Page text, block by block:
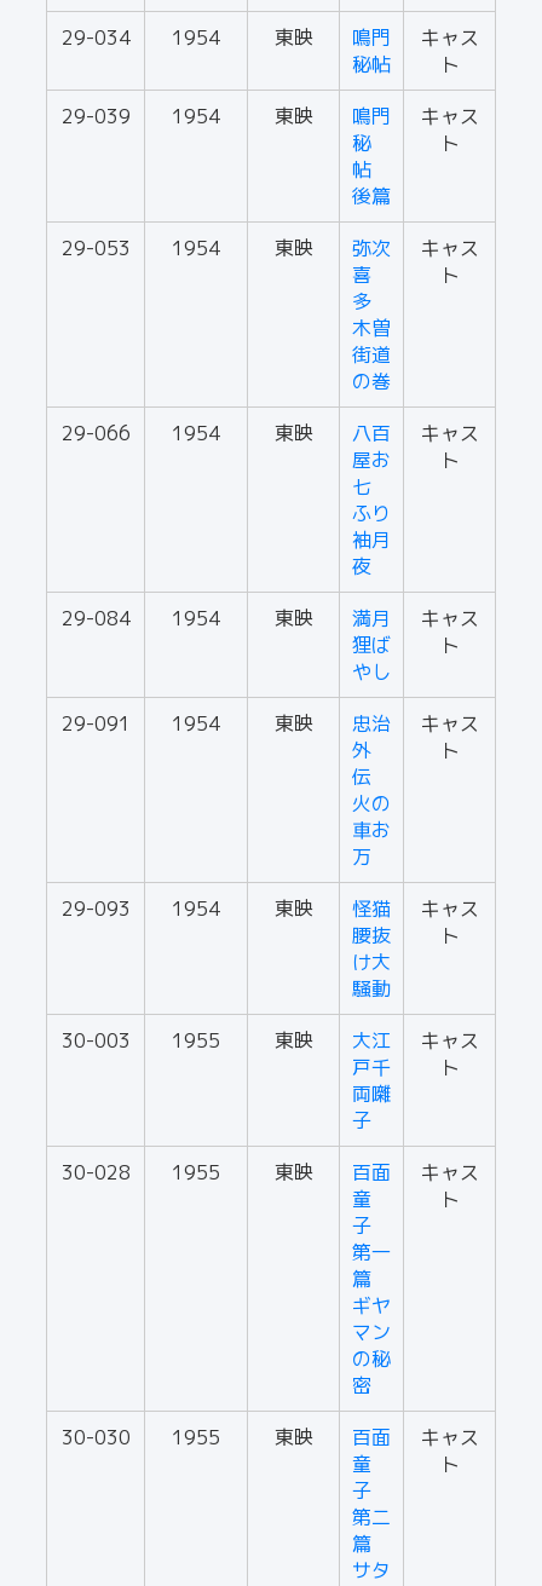
29-034 1954 東映
鳴門
秘帖
キャス
ト
29-039
1954 東映
鳴門
秘
帖
後篇
キャス
ト
29-053 1954 東映
弥次
喜
多
木曽
街道
の巻
キャス
ト
29-066 1954 東映
八百
屋お
七
ふり
袖月
夜
キャス
ト
29-084 1954 東映
満月
狸ば
やし
キャス
ト
29-091 1954 東映
忠治
外
伝
火の
車お
万
キャス
ト
29-093 1954 東映
怪猫
腰抜
け大
騒動
キャス
ト
30-003 1955 東映
大江
戸千
両囃
子
キャス
ト
30-028 1955 東映
百面
童
子
第一
篇
ギヤ
マン
の秘
密
キャス
ト
30-030 1955 東映
百面
童
子
第二
篇
サタ
キャス
ト